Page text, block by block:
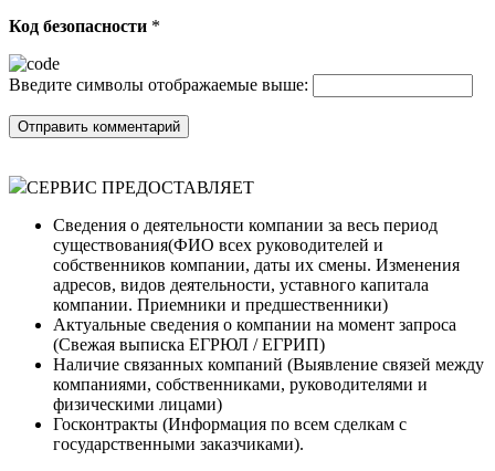
Код безопасности *
Введите символы отображаемые выше:
СЕРВИС ПРЕДОСТАВЛЯЕТ
Сведения о деятельности компании за весь период
существования(ФИО всех руководителей и
собственников компании, даты их смены. Изменения
адресов, видов деятельности, уставного капитала
компании. Приемники и предшественники)
Актуальные сведения о компании на момент запроса
(Cвежая выписка ЕГРЮЛ / ЕГРИП)
Наличие связанных компаний (Выявление связей между
компаниями, собственниками, руководителями и
физическими лицами)
Госконтракты (Информация по всем сделкам с
государственными заказчиками).